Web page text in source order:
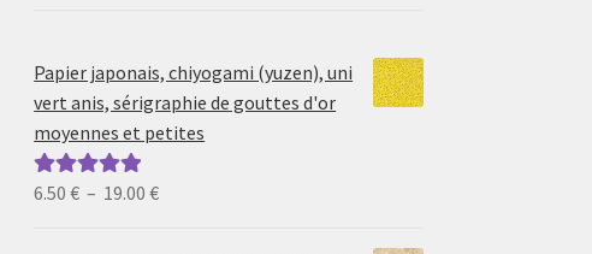
Papier japonais, chiyogami (yuzen), uni
vert anis, sérigraphie de gouttes d'or
moyennes et petites
Note5.00sur
6.50€ – 19.00€Plage